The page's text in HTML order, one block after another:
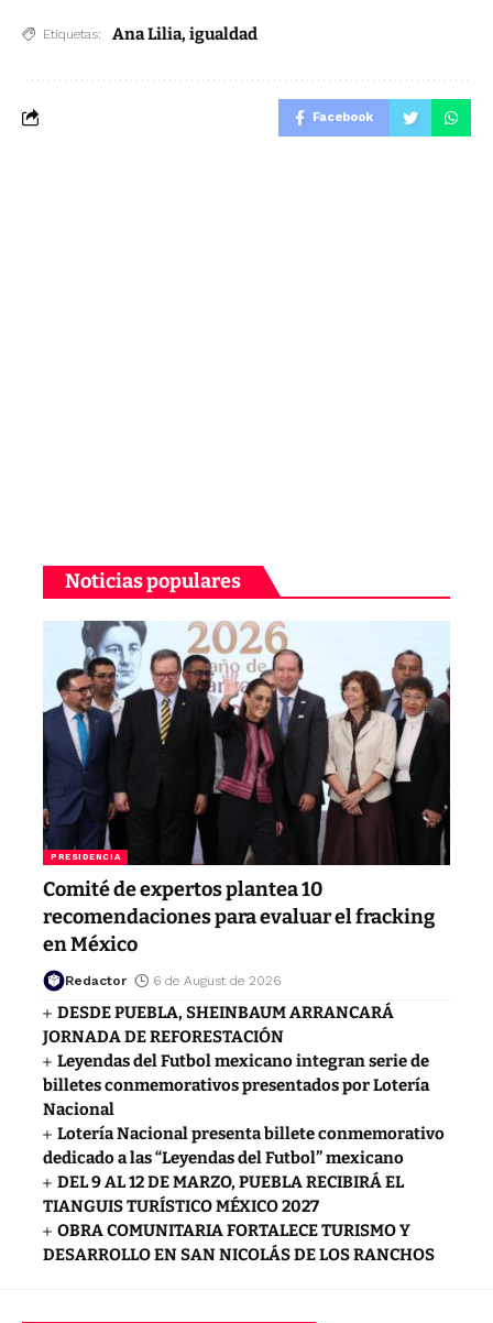
Etiquetas: Ana Lilia, igualdad
Facebook
Noticias populares
PRESIDENCIA
Comité de expertos plantea 10
recomendaciones para evaluar el fracking
en México
Redactor 6 de August de 2026
DESDE PUEBLA, SHEINBAUM ARRANCARÁ
JORNADA DE REFORESTACIÓN
Leyendas del Futbol mexicano integran serie de
billetes conmemorativos presentados por Lotería
Nacional
Lotería Nacional presenta billete conmemorativo
dedicado a las “Leyendas del Futbol” mexicano
DEL 9 AL 12 DE MARZO, PUEBLA RECIBIRÁ EL
TIANGUIS TURÍSTICO MÉXICO 2027
OBRA COMUNITARIA FORTALECE TURISMO Y
DESARROLLO EN SAN NICOLÁS DE LOS RANCHOS